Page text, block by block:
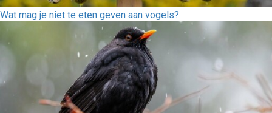
Wat mag je niet te eten geven aan vogels?